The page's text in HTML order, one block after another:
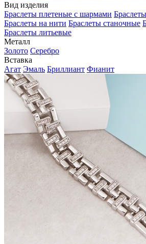
Вид изделия
Браслеты плетеные с шармами
Браслеты на нити Браслеты станочные
Браслеты литьевые
Металл
Золото Серебро
Вставка
Агат Эмаль Бриллиант Фианит